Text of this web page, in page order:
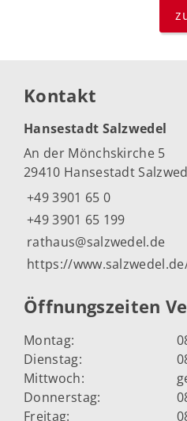
Kontakt
Hansestadt Salzwedel
An der Mönchskirche 5
29410 Hansestadt
+49 3901 65 0
+49 3901 65 199
rathaus@salzwedel.de
https://
Öffnungszeiten
Montag:
Dienstag:
Mittwoch:
Donnerstag:
Freitag: